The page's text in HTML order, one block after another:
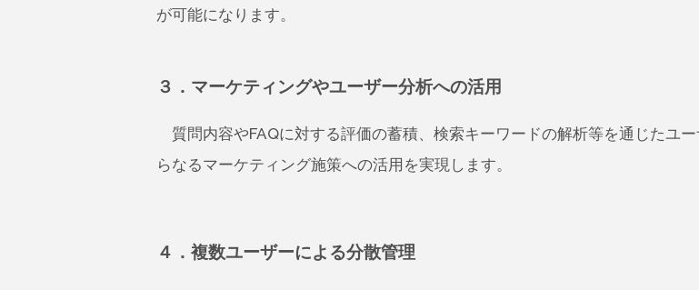
が可能になります。
３．マーケティングやユーザー分析への活用
質問内容やFAQに対する評価の蓄積、検索キーワードの解析等を通じたユ
らなるマーケティング施策への活用を実現します。
４．複数ユーザーによる分散管理